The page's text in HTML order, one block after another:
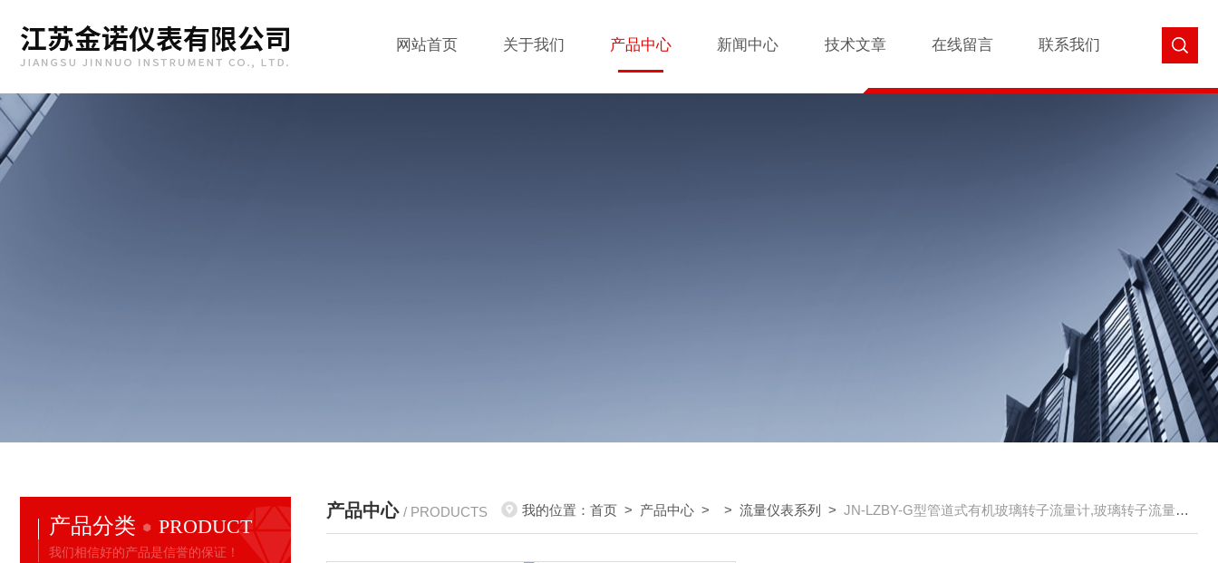
网站首页 关于我们 产品中心 新闻中心 技术文章 在线留言 联系我们
产品分类 PRODUCT
我们相信好的产品是信誉的保证！
产品中心 / PRODUCTS 我的位置：首页 > 产品中心 > >流量仪表系列 >JN-LZBY-G型管道式有机玻璃转子流量计,玻璃转子流量计厂家